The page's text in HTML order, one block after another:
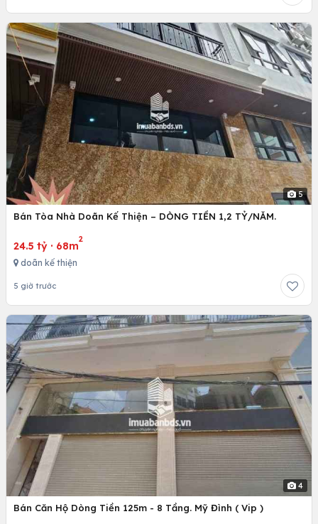
5
Bán Tòa Nhà Doãn Kế Thiện – DÒNG TIỀN 1,2 TỶ/NĂM.
24.5 tỷ · 68m
2
doãn kế thiện
5 giờ trước
4
Bán Căn Hộ Dòng Tiền 125m - 8 Tầng. Mỹ Đình ( Vip )